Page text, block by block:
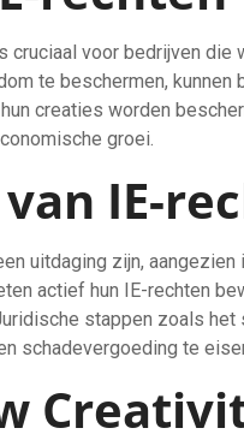
cruciaal voor bedrijven die
te beschermen,
creaties worden
groei.
IE-
uitdaging zijn,
actief hun IE-rechten
stappen zoals het
schadevergoeding te